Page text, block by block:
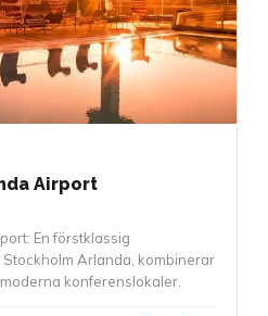
Airport
En förstklassig
Arlanda, kombinerar
konferenslokaler.